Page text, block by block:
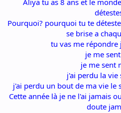
Pourquoi? pourquoi tu te
se brise a
tu vas me répondre
je me
je me sent
j'ai perdu la vie
j'ai perdu un bout de ma vie le
Cette année là je ne l'ai jamais
doute